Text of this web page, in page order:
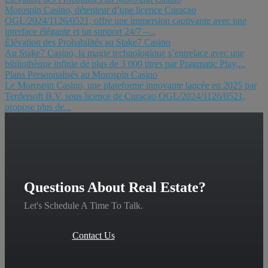
Morospin Casino, détenteur d’une licence Curaçao
OGL/2024/1126/0521, offre une immersion captivante avec une
interface élégante et un support 24/7 –...
Élévation des Probabilités au Stake7 Casino
Au Stake7 Casino, la magie technologique s’entrelace avec une
bibliothèque infinie de plus de 3 000 titres par Pragmatic Play,...
Plans Personnalisés au Morospin Casino
Le Morospin Casino, une plateforme innovante lancée en 2025 par
Terdersoft B.V. sous licence de Curaçao OGL/2024/1126/0521,
propose plus de...
Questions About Real Estate?
Let's Schedule A Time To Talk.
Contact Us